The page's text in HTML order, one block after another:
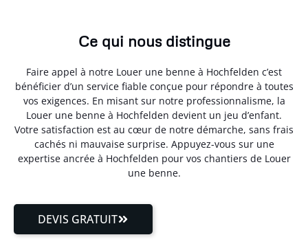
Ce qui nous distingue
Faire appel à notre Louer une benne à Hochfelden c’est
bénéficier d’un service fiable conçue pour répondre à toutes
vos exigences. En misant sur notre professionnalisme, la
Louer une benne à Hochfelden devient un jeu d’enfant.
Votre satisfaction est au cœur de notre démarche, sans frais
cachés ni mauvaise surprise. Appuyez-vous sur une
expertise ancrée à Hochfelden pour vos chantiers de Louer
une benne.
DEVIS GRATUIT